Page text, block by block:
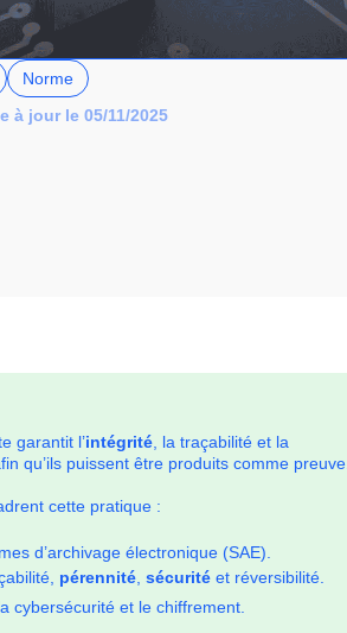
Norme
à jour le 05/11/2025
garantit l’intégrité, la traçabilité et la
qu’ils puissent être produits comme preuve.
cette pratique :
d’archivage électronique (SAE).
pérennité, sécuritéet réversibilité.
cybersécurité et le chiffrement.